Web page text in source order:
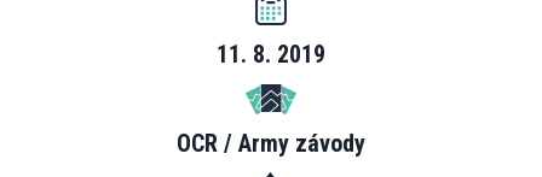
11. 8. 2019
OCR / Army závody